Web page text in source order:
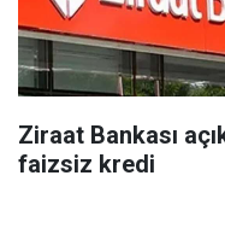
Ziraat Bankası
faizsiz kredi